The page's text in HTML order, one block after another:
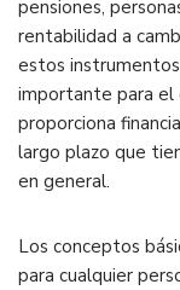
pensiones,
rentabilidad a
estos
importante para el
proporciona
largo plazo que
en general.
Los conceptos
para cualquier